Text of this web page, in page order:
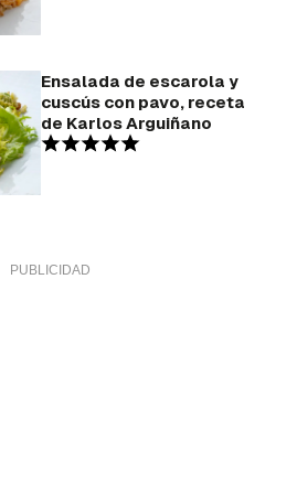
Ensalada de escarola y
cuscús con pavo, receta
de Karlos Arguiñano